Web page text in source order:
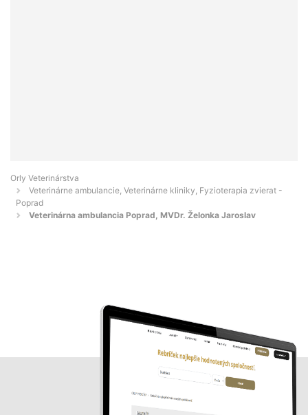
Orly Veterinárstva
Veterinárne ambulancie, Veterinárne kliniky, Fyzioterapia zvierat -
Poprad
Veterinárna ambulancia Poprad, MVDr. Želonka Jaroslav